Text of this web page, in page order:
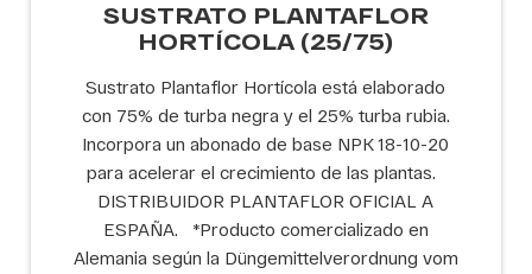
SUSTRATO PLANTAFLOR
HORTÍCOLA (25/75)
Sustrato Plantaflor Hortícola está elaborado
con 75% de turba negra y el 25% turba rubia.
Incorpora un abonado de base NPK 18-10-20
para acelerar el crecimiento de las plantas.
DISTRIBUIDOR PLANTAFLOR OFICIAL A
ESPAÑA. *Producto comercializado en
Alemania según la Düngemittelverordnung vom